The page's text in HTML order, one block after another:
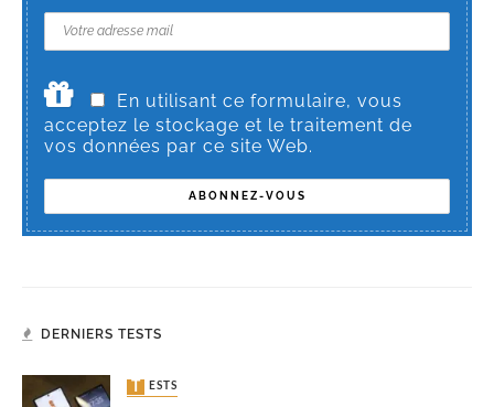
En utilisant ce formulaire, vous
acceptez le stockage et le traitement de
vos données par ce site Web.
DERNIERS TESTS
TESTS